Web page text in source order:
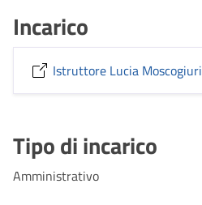
Incarico
Istruttore Lucia Moscogiuri
Tipo di incarico
Amministrativo